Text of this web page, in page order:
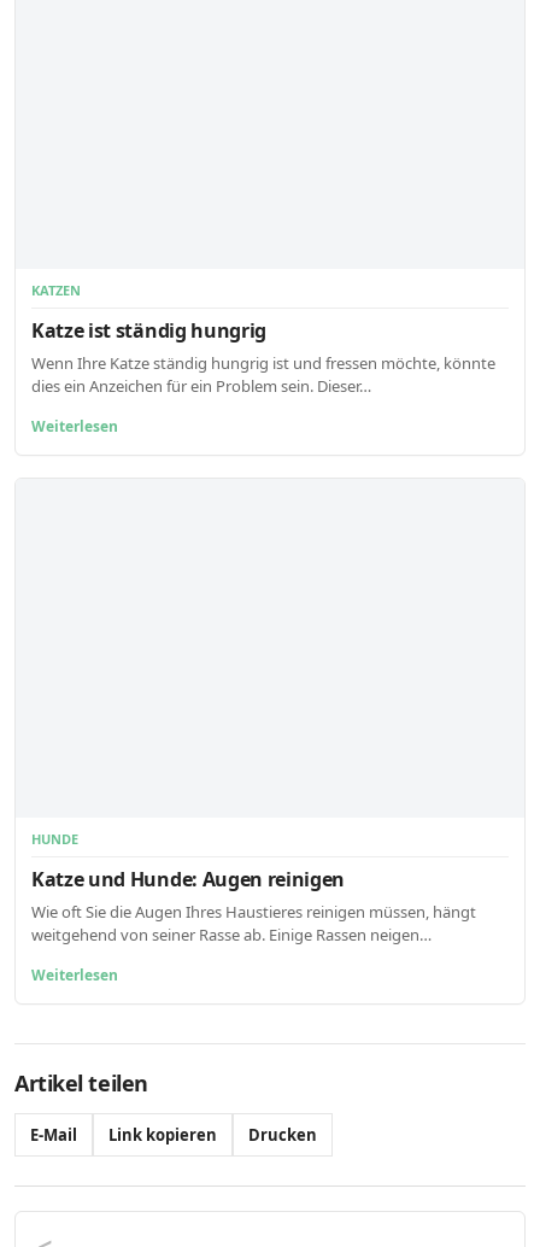
KATZEN
Katze ist ständig hungrig
Wenn Ihre Katze ständig hungrig ist und fressen möchte, könnte
dies ein Anzeichen für ein Problem sein. Dieser…
Weiterlesen
HUNDE
Katze und Hunde: Augen reinigen
Wie oft Sie die Augen Ihres Haustieres reinigen müssen, hängt
weitgehend von seiner Rasse ab. Einige Rassen neigen…
Weiterlesen
Artikel teilen
E-Mail Link kopieren Drucken